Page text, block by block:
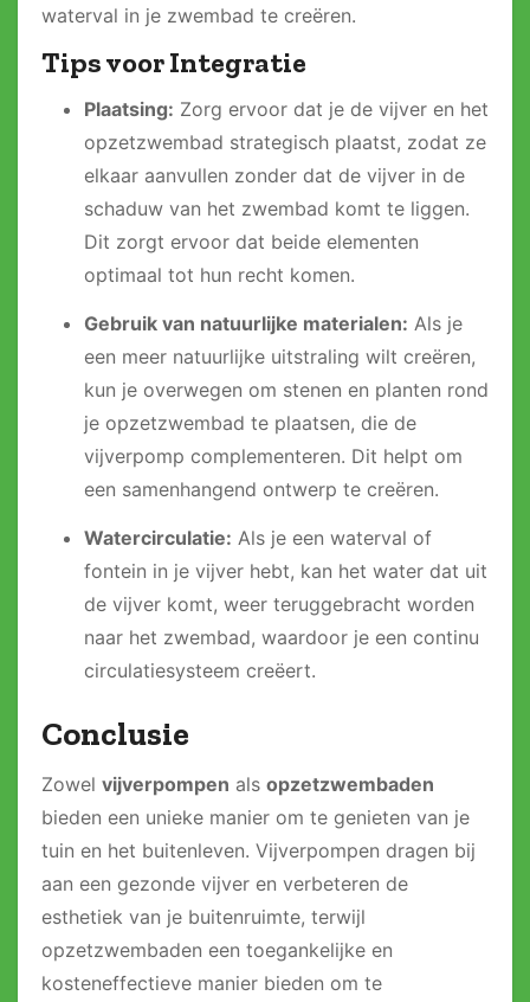
waterval in je zwembad te creëren.
Tips voor Integratie
Plaatsing: Zorg ervoor dat je de vijver en het
opzetzwembad strategisch plaatst, zodat ze
elkaar aanvullen zonder dat de vijver in de
schaduw van het zwembad komt te liggen.
Dit zorgt ervoor dat beide elementen
optimaal tot hun recht komen.
Gebruik van natuurlijke materialen: Als je
een meer natuurlijke uitstraling wilt creëren,
kun je overwegen om stenen en planten rond
je opzetzwembad te plaatsen, die de
vijverpomp complementeren. Dit helpt om
een samenhangend ontwerp te creëren.
Watercirculatie: Als je een waterval of
fontein in je vijver hebt, kan het water dat uit
de vijver komt, weer teruggebracht worden
naar het zwembad, waardoor je een continu
circulatiesysteem creëert.
Conclusie
Zowel vijverpompen als opzetzwembaden
bieden een unieke manier om te genieten van je
tuin en het buitenleven. Vijverpompen dragen bij
aan een gezonde vijver en verbeteren de
esthetiek van je buitenruimte, terwijl
opzetzwembaden een toegankelijke en
kosteneffectieve manier bieden om te